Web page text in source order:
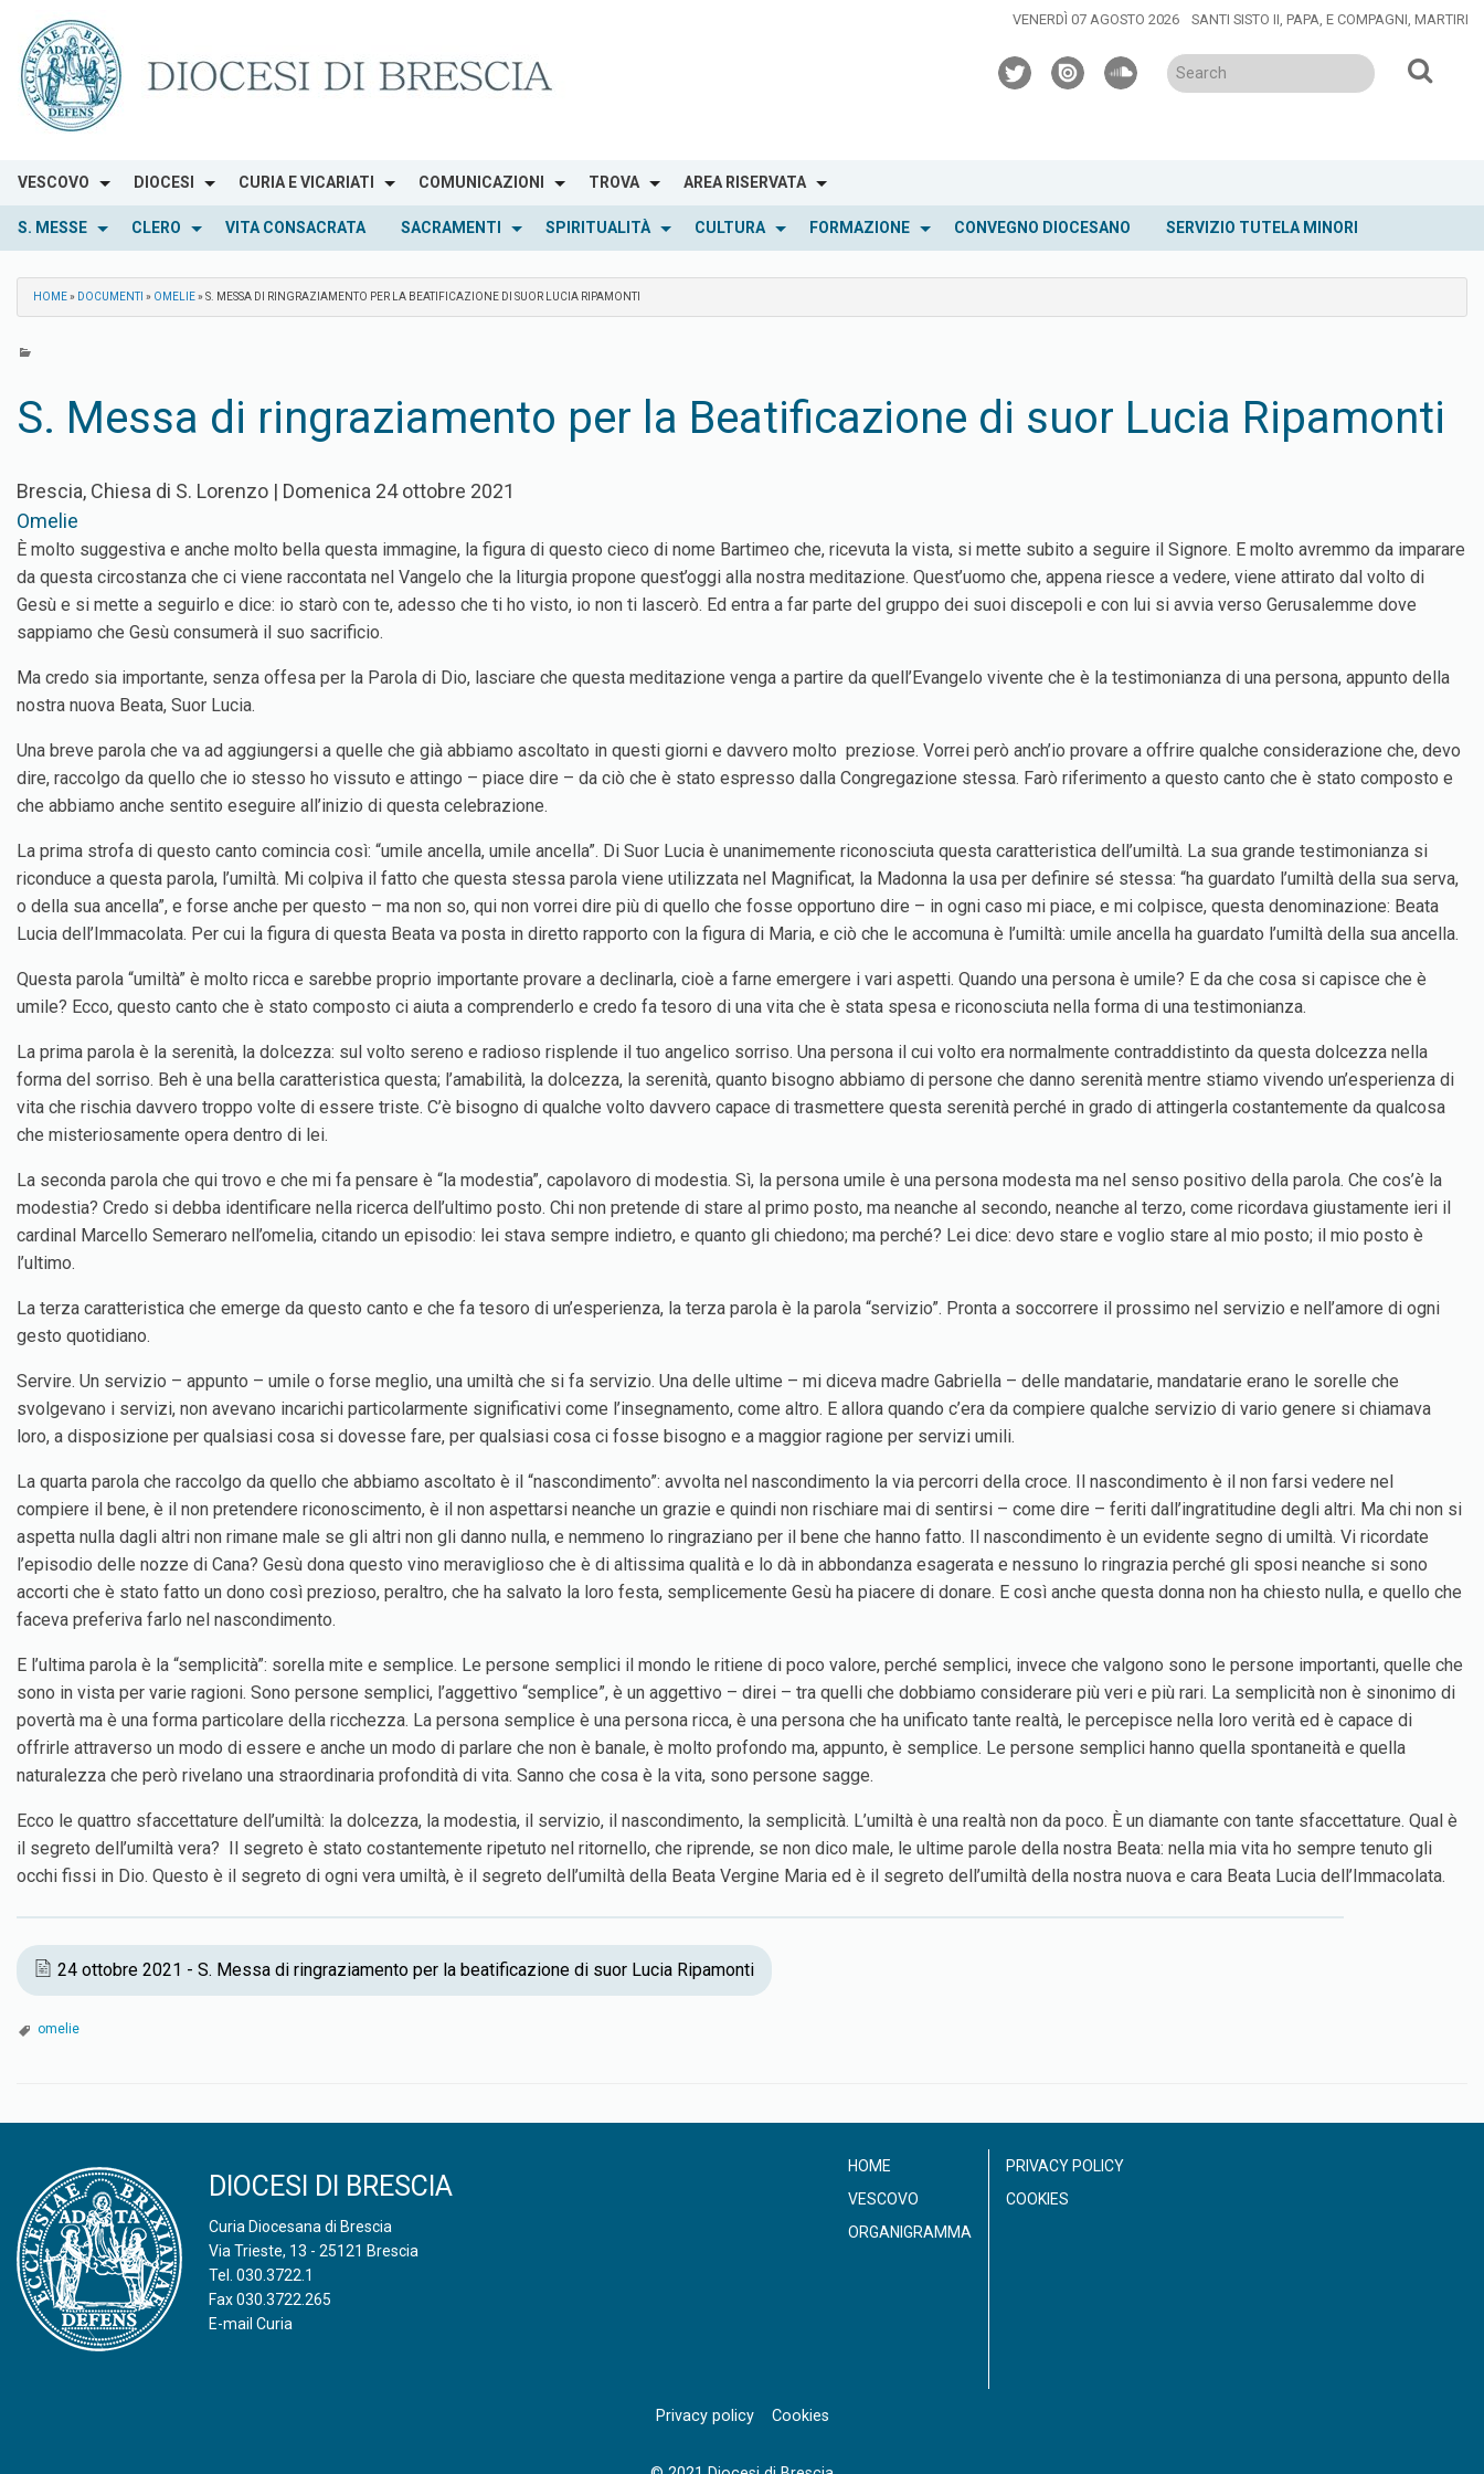
content
VENERDÌ 07 AGOSTO 2026 SANTI SISTO II, PAPA, E COMPAGNI, MARTIRI
twitterissuusoundcloud
VESCOVO DIOCESI CURIA E VICARIATI COMUNICAZIONI TROVA AREA RISERVATA
S. MESSE CLERO VITA CONSACRATA SACRAMENTI SPIRITUALITÀ CULTURA FORMAZIONE CONVEGNO DIOCESANO SERVIZIO TUTELA MINORI
HOME» DOCUMENTI » OMELIE»S. MESSA DI RINGRAZIAMENTO PER LA BEATIFICAZIONE DI SUOR LUCIA RIPAMONTI
S. Messa di ringraziamento per la Beatificazione di suor Lucia Ripamonti
Brescia, Chiesa di S. Lorenzo | Domenica 24 ottobre 2021
Omelie
È molto suggestiva e anche molto bella questa immagine, la figura di questo cieco di nome Bartimeo che, ricevuta la vista, si mette subito a seguire il Signore. E molto avremmo da imparare
da questa circostanza che ci viene raccontata nel Vangelo che la liturgia propone quest’oggi alla nostra meditazione. Quest’uomo che, appena riesce a vedere, viene attirato dal volto di
Gesù e si mette a seguirlo e dice: io starò con te, adesso che ti ho visto, io non ti lascerò. Ed entra a far parte del gruppo dei suoi discepoli e con lui si avvia verso Gerusalemme dove
sappiamo che Gesù consumerà il suo sacrificio.
Ma credo sia importante, senza offesa per la Parola di Dio, lasciare che questa meditazione venga a partire da quell’Evangelo vivente che è la testimonianza di una persona, appunto della
nostra nuova Beata, Suor Lucia.
Una breve parola che va ad aggiungersi a quelle che già abbiamo ascoltato in questi giorni e davvero molto preziose. Vorrei però anch’io provare a offrire qualche considerazione che, devo
dire, raccolgo da quello che io stesso ho vissuto e attingo – piace dire – da ciò che è stato espresso dalla Congregazione stessa. Farò riferimento a questo canto che è stato composto e
che abbiamo anche sentito eseguire all’inizio di questa celebrazione.
La prima strofa di questo canto comincia così: “umile ancella, umile ancella”. Di Suor Lucia è unanimemente riconosciuta questa caratteristica dell’umiltà. La sua grande testimonianza si
riconduce a questa parola, l’umiltà. Mi colpiva il fatto che questa stessa parola viene utilizzata nel Magnificat, la Madonna la usa per definire sé stessa: “ha guardato l’umiltà della sua serva,
o della sua ancella”, e forse anche per questo – ma non so, qui non vorrei dire più di quello che fosse opportuno dire – in ogni caso mi piace, e mi colpisce, questa denominazione: Beata
Lucia dell’Immacolata. Per cui la figura di questa Beata va posta in diretto rapporto con la figura di Maria, e ciò che le accomuna è l’umiltà: umile ancella ha guardato l’umiltà della sua ancella.
Questa parola “umiltà” è molto ricca e sarebbe proprio importante provare a declinarla, cioè a farne emergere i vari aspetti. Quando una persona è umile? E da che cosa si capisce che è
umile? Ecco, questo canto che è stato composto ci aiuta a comprenderlo e credo fa tesoro di una vita che è stata spesa e riconosciuta nella forma di una testimonianza.
La prima parola è la serenità, la dolcezza: sul volto sereno e radioso risplende il tuo angelico sorriso. Una persona il cui volto era normalmente contraddistinto da questa dolcezza nella
forma del sorriso. Beh è una bella caratteristica questa; l’amabilità, la dolcezza, la serenità, quanto bisogno abbiamo di persone che danno serenità mentre stiamo vivendo un’esperienza di
vita che rischia davvero troppo volte di essere triste. C’è bisogno di qualche volto davvero capace di trasmettere questa serenità perché in grado di attingerla costantemente da qualcosa
che misteriosamente opera dentro di lei.
La seconda parola che qui trovo e che mi fa pensare è “la modestia”, capolavoro di modestia. Sì, la persona umile è una persona modesta ma nel senso positivo della parola. Che cos’è la
modestia? Credo si debba identificare nella ricerca dell’ultimo posto. Chi non pretende di stare al primo posto, ma neanche al secondo, neanche al terzo, come ricordava giustamente ieri il
cardinal Marcello Semeraro nell’omelia, citando un episodio: lei stava sempre indietro, e quanto gli chiedono; ma perché? Lei dice: devo stare e voglio stare al mio posto; il mio posto è
l’ultimo.
La terza caratteristica che emerge da questo canto e che fa tesoro di un’esperienza, la terza parola è la parola “servizio”. Pronta a soccorrere il prossimo nel servizio e nell’amore di ogni
gesto quotidiano.
Servire. Un servizio – appunto – umile o forse meglio, una umiltà che si fa servizio. Una delle ultime – mi diceva madre Gabriella – delle mandatarie, mandatarie erano le sorelle che
svolgevano i servizi, non avevano incarichi particolarmente significativi come l’insegnamento, come altro. E allora quando c’era da compiere qualche servizio di vario genere si chiamava
loro, a disposizione per qualsiasi cosa si dovesse fare, per qualsiasi cosa ci fosse bisogno e a maggior ragione per servizi umili.
La quarta parola che raccolgo da quello che abbiamo ascoltato è il “nascondimento”: avvolta nel nascondimento la via percorri della croce. Il nascondimento è il non farsi vedere nel
compiere il bene, è il non pretendere riconoscimento, è il non aspettarsi neanche un grazie e quindi non rischiare mai di sentirsi – come dire – feriti dall’ingratitudine degli altri. Ma chi non si
aspetta nulla dagli altri non rimane male se gli altri non gli danno nulla, e nemmeno lo ringraziano per il bene che hanno fatto. Il nascondimento è un evidente segno di umiltà. Vi ricordate
l’episodio delle nozze di Cana? Gesù dona questo vino meraviglioso che è di altissima qualità e lo dà in abbondanza esagerata e nessuno lo ringrazia perché gli sposi neanche si sono
accorti che è stato fatto un dono così prezioso, peraltro, che ha salvato la loro festa, semplicemente Gesù ha piacere di donare. E così anche questa donna non ha chiesto nulla, e quello che
faceva preferiva farlo nel nascondimento.
E l’ultima parola è la “semplicità”: sorella mite e semplice. Le persone semplici il mondo le ritiene di poco valore, perché semplici, invece che valgono sono le persone importanti, quelle che
sono in vista per varie ragioni. Sono persone semplici, l’aggettivo “semplice”, è un aggettivo – direi – tra quelli che dobbiamo considerare più veri e più rari. La semplicità non è sinonimo di
povertà ma è una forma particolare della ricchezza. La persona semplice è una persona ricca, è una persona che ha unificato tante realtà, le percepisce nella loro verità ed è capace di
offrirle attraverso un modo di essere e anche un modo di parlare che non è banale, è molto profondo ma, appunto, è semplice. Le persone semplici hanno quella spontaneità e quella
naturalezza che però rivelano una straordinaria profondità di vita. Sanno che cosa è la vita, sono persone sagge.
Ecco le quattro sfaccettature dell’umiltà: la dolcezza, la modestia, il servizio, il nascondimento, la semplicità. L’umiltà è una realtà non da poco. È un diamante con tante sfaccettature. Qual è
il segreto dell’umiltà vera? Il segreto è stato costantemente ripetuto nel ritornello, che riprende, se non dico male, le ultime parole della nostra Beata: nella mia vita ho sempre tenuto gli
occhi fissi in Dio. Questo è il segreto di ogni vera umiltà, è il segreto dell’umiltà della Beata Vergine Maria ed è il segreto dell’umiltà della nostra nuova e cara Beata Lucia dell’Immacolata.
24 ottobre 2021 - S. Messa di ringraziamento per la beatificazione di suor Lucia Ripamonti
omelie
DIOCESI DI BRESCIA
Curia Diocesana di Brescia
Via Trieste, 13 - 25121 Brescia
Tel. 030.3722.1
Fax 030.3722.265
E-mail Curia
HOME
VESCOVO
ORGANIGRAMMA
PRIVACY POLICY
COOKIES
Privacy policy Cookies